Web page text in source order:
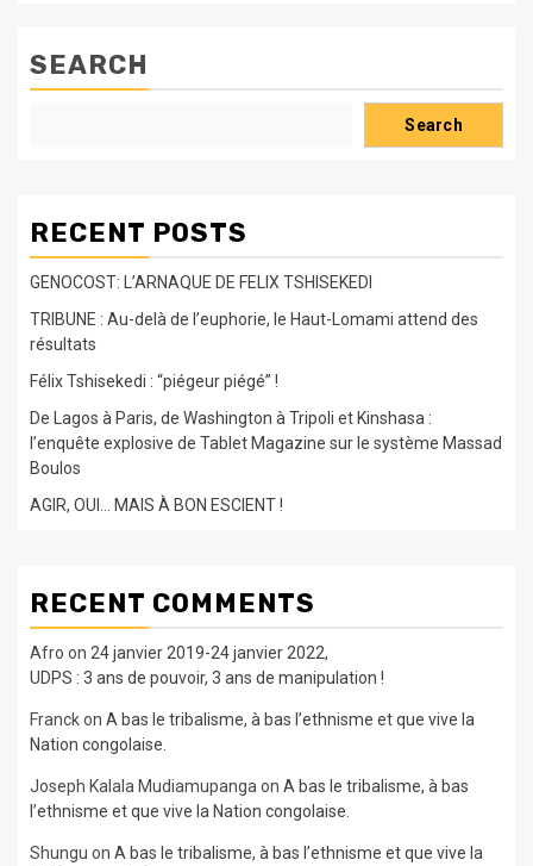
SEARCH
Search
RECENT POSTS
GENOCOST: L’ARNAQUE DE FELIX TSHISEKEDI
TRIBUNE : Au-delà de l’euphorie, le Haut-Lomami attend des
résultats
Félix Tshisekedi : “piégeur piégé” !
De Lagos à Paris, de Washington à Tripoli et Kinshasa :
l’enquête explosive de Tablet Magazine sur le système Massad
Boulos
AGIR, OUI… MAIS À BON ESCIENT !
RECENT COMMENTS
Afro on 24 janvier 2019-24 janvier 2022,
UDPS : 3 ans de pouvoir, 3 ans de manipulation !
Franckon A bas le tribalisme, à bas l’ethnisme et que vive la
Nation congolaise.
Joseph Kalala Mudiamupangaon A bas le tribalisme, à bas
l’ethnisme et que vive la Nation congolaise.
Shungu on A bas le tribalisme, à bas l’ethnisme et que vive la